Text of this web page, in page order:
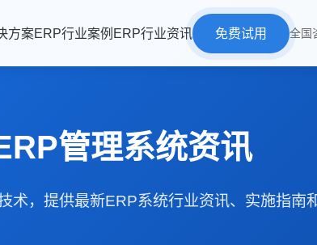
方案ERP行业案例 ERP行业资讯 免费试用 全国
管理系统资讯
术，提供最新ERP系统行业资讯、实施指南